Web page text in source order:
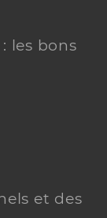
les bons
et des